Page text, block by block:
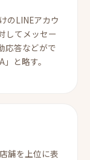
のLINEアカウ
してメッセー
応答などがで
と略す。
舗を上位に表